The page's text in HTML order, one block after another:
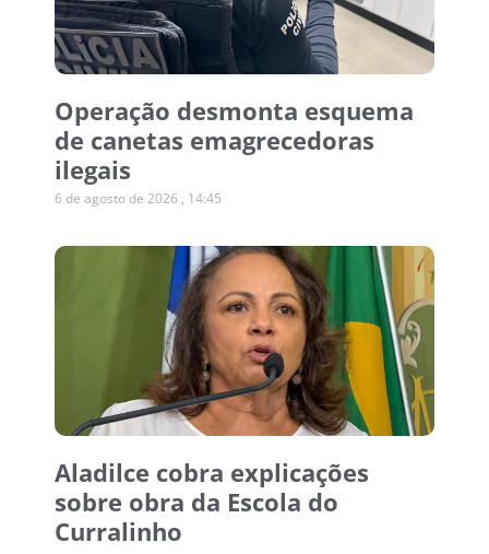
Operação desmonta esquema
de canetas emagrecedoras
ilegais
6 de agosto de 2026 14:45
Aladilce cobra explicações
sobre obra da Escola do
Curralinho